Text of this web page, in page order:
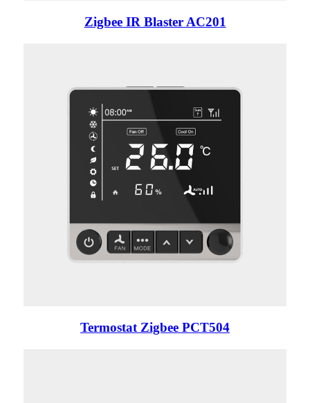
Zigbee IR Blaster AC201
Termostat Zigbee PCT504